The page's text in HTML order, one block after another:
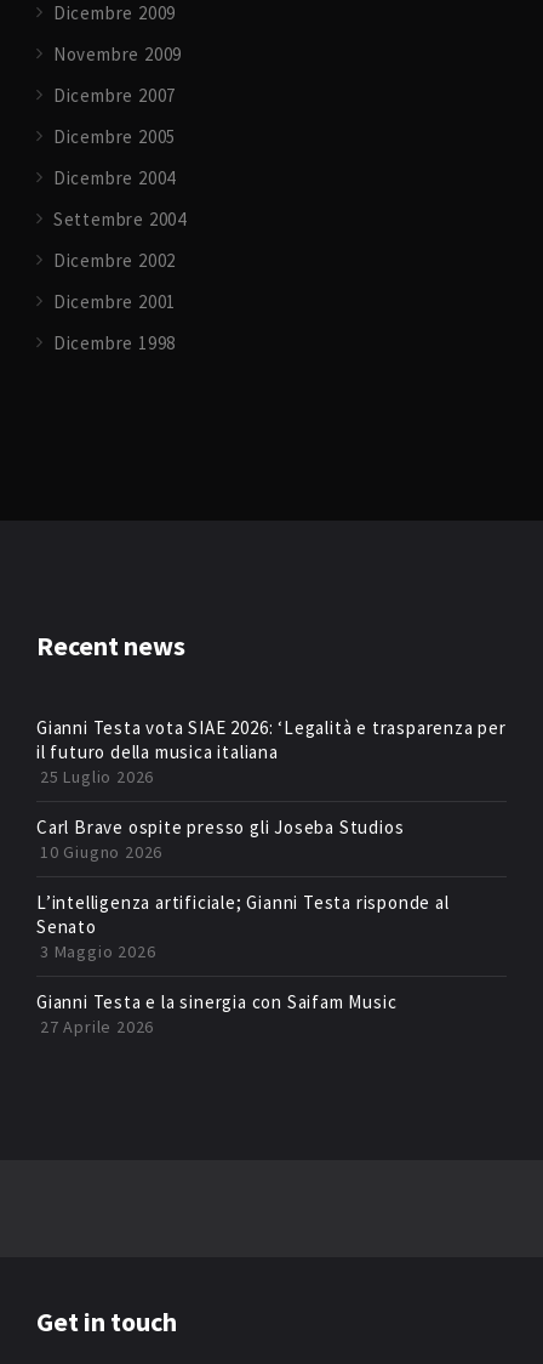
Dicembre 2009
Novembre 2009
Dicembre 2007
Dicembre 2005
Dicembre 2004
Settembre 2004
Dicembre 2002
Dicembre 2001
Dicembre 1998
Recent news
Gianni Testa vota SIAE 2026: ‘Legalità e trasparenza per
il futuro della musica italiana
25 Luglio 2026
Carl Brave ospite presso gli Joseba Studios
10 Giugno 2026
L’intelligenza artificiale; Gianni Testa risponde al
Senato
3 Maggio 2026
Gianni Testa e la sinergia con Saifam Music
27 Aprile 2026
Get in touch